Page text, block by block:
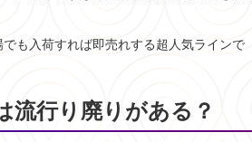
も入荷すれば即売れする超人気ラインで
流行り廃りがある？